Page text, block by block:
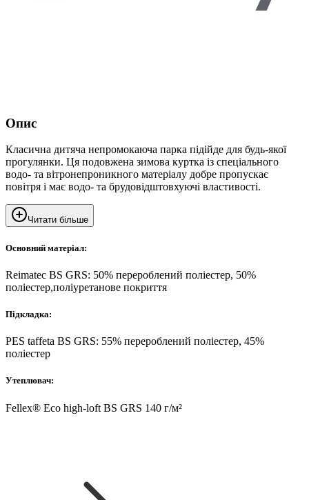
Опис
Класична дитяча непромокаюча парка підійде для будь-якої
прогулянки. Ця подовжена зимова куртка із спеціального
водо- та вітронепроникного матеріалу добре пропускає
повітря і має водо- та брудовідштовхуючі властивості.
Читати більше
Основний матеріал:
Reimatec BS GRS: 50% перероблений поліестер, 50%
поліестер,поліуретанове покриття
Підкладка:
PES taffeta BS GRS: 55% перероблений поліестер, 45%
поліестер
Утеплювач:
Fellex® Eco high-loft BS GRS 140 г/м²